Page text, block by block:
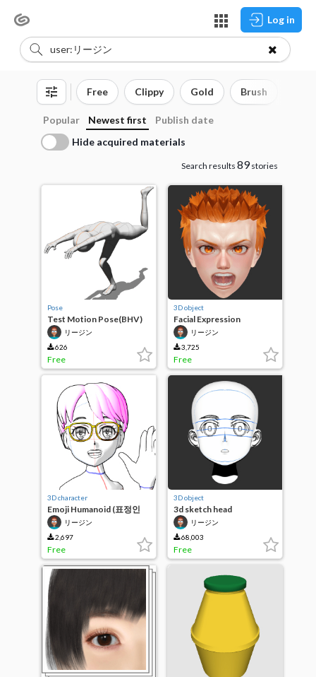
Log in
Free Clippy Gold Brush
Popular Newest first
Publish date
Hide acquired materials
Search results 89stories
Pose
Test Motion Pose(BHV)
リージン
626
Free
3D object
Facial Expression
Transformation 3D Head
リージン
3,725
Free
3D character
Emoji Humanoid (표정인
형)
リージン
2,697
Free
3D object
3d sketch head
リージン
68,003
Free